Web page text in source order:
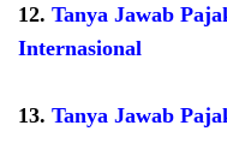
12. Tanya Jawab
Internasional
13. Tanya Jawab